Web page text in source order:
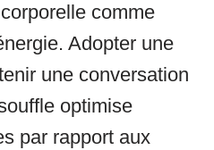
comme
Adopter une
une conversation
optimise
par rapport aux